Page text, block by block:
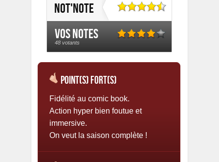
Not'Note
Vos notes
48 votants
Point(s) Fort(s)
Fidélité au comic book.
Action hyper bien foutue et
immersive.
On veut la saison complète !